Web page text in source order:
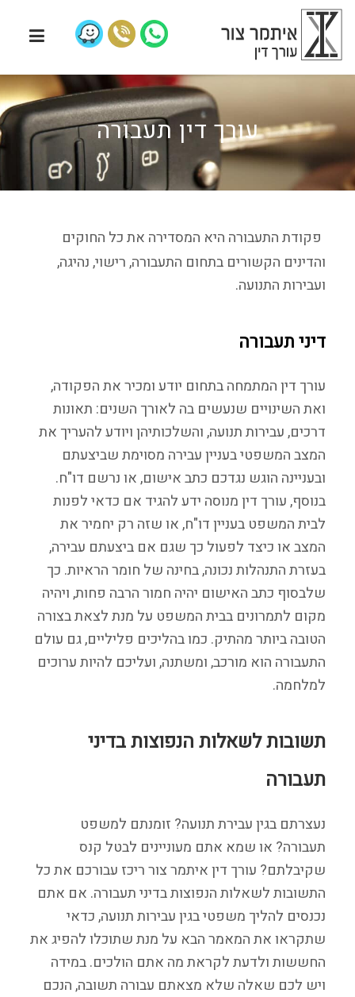
עורך דין תעבורה
פקודת התעבורה היא המסדירה את כל החוקים
והדינים הקשורים בתחום התעבורה, רישוי, נהיגה,
ועבירות התנועה.
דיני תעבורה
עורך דין המתמחה בתחום יודע ומכיר את הפקודה,
ואת השינויים שנעשים בה לאורך השנים: תאונות
דרכים, עבירות תנועה, והשלכותיהן ויודע להעריך את
המצב המשפטי בעניין עבירה מסוימת שביצעתם
ובעניינה הוגש נגדכם כתב אישום, או נרשם דו"ח.
בנוסף, עורך דין מנוסה ידע להגיד אם כדאי לפנות
לבית המשפט בעניין דו"ח, או שזה רק יחמיר את
המצב או כיצד לפעול כך שגם אם ביצעתם עבירה,
בעזרת התנהלות נכונה, בחינה של חומר הראיות. כך
שלבסוף כתב האישום יהיה חמור הרבה פחות, ויהיה
מקום לתמרונים בבית המשפט על מנת לצאת בצורה
הטובה ביותר מהתיק. כמו בהליכים פליליים, גם עולם
התעבורה הוא מורכב, ומשתנה, ועליכם להיות ערוכים
למלחמה.
תשובות לשאלות הנפוצות בדיני
תעבורה
נעצרתם בגין עבירת תנועה? זומנתם למשפט
תעבורה? או שמא אתם מעוניינים לבטל קנס
שקיבלתם? עורך דין איתמר צור ריכז עבורכם את כל
התשובות לשאלות הנפוצות בדיני תעבורה. אם אתם
נכנסים להליך משפטי בגין עבירות תנועה, כדאי
שתקראו את המאמר הבא על מנת שתוכלו להפיג את
החששות ולדעת לקראת מה אתם הולכים. במידה
ויש לכם שאלה שלא מצאתם עבורה תשובה, הנכם